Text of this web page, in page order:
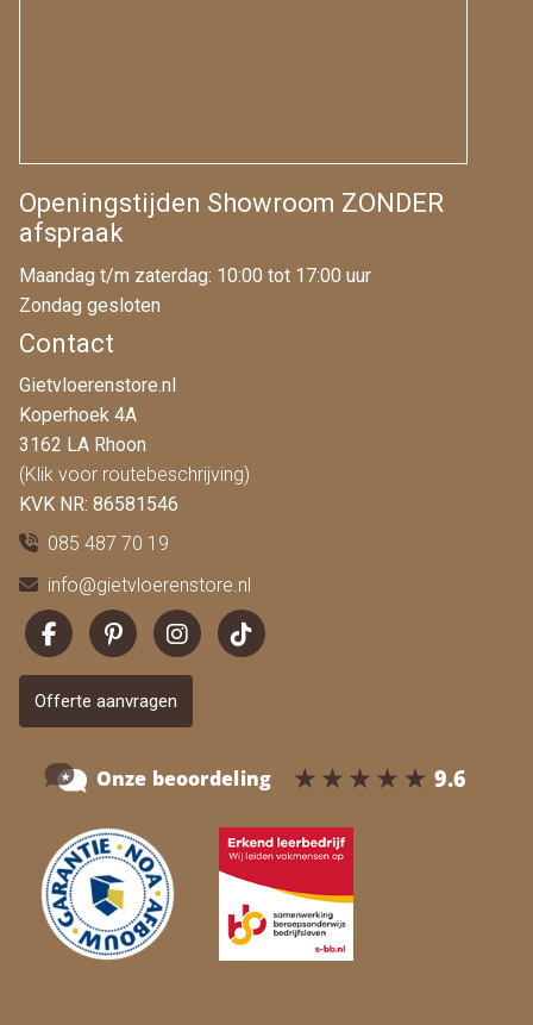
Openingstijden Showroom ZONDER
afspraak
Maandag t/m zaterdag: 10:00 tot 17:00 uur
Zondag gesloten
Contact
Gietvloerenstore.nl
Koperhoek 4A
3162 LA Rhoon
(Klik voor routebeschrijving)
KVK NR: 86581546
085 487 70 19
info@gietvloerenstore.nl
Offerte aanvragen